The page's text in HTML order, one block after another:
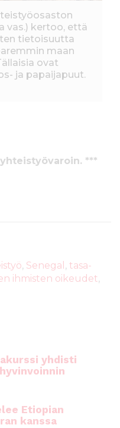
vas.) kertoo, että
tietoisuutta
maan
ovat
ja papaijapuut.
***
, Senegal , tasa-
ihmisten oikeudet,
yhdisti
Etiopian
kanssa